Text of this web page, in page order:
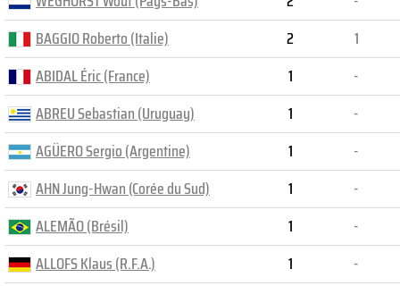
BAGGIO Roberto (Italie)
ABIDAL Éric (France)
ABREU Sebastian (Uruguay)
AGÜERO Sergio (Argentine)
AHN Jung-Hwan (Corée du Sud)
ALEMÃO (Brésil)
ALLOFS Klaus (R.F.A.)
2
1
1
-
1
-
1
-
1
-
1
-
1
-